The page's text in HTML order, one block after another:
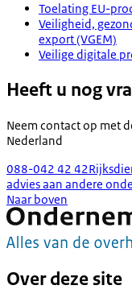
Toelating EU-
Veiligheid,
export (VGEM)
Veilige digitale
Heeft u nog
Neem contact op met
Nederland
088-042 42 42
advies aan andere
Naar boven
Over deze site